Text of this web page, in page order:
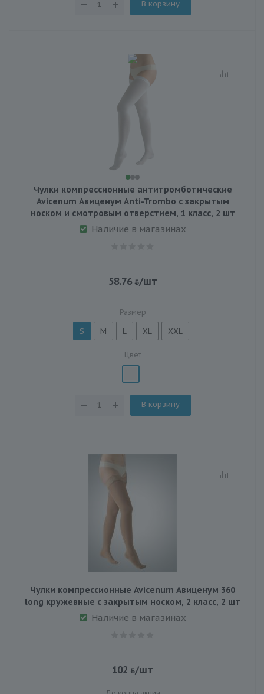
В корзину
Чулки компрессионные антитромботические
Avicenum Авиценум Anti-Trombo с закрытым
носком и смотровым отверстием, 1 класс, 2 шт
Наличие в магазинах
58.76 /шт
Размер
S M L XL XXL
Цвет
В корзину
Чулки компрессионные Avicenum Авиценум 360
long кружевные с закрытым носком, 2 класс, 2 шт
Наличие в магазинах
102 /шт